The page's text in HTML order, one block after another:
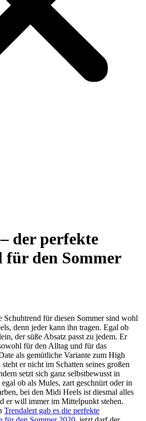
der perfekte
für den Sommer
Schuhtrend für diesen Sommer sind wohl
denn jeder kann ihn tragen. Egal ob
der süße Absatz passt zu jedem. Er
für den Alltag und für das
als gemütliche Variante zum High
er nicht im Schatten seines großen
setzt sich ganz selbstbewusst in
egal ob als Mules, zart geschnürt oder in
bei den Midi Heels ist diesmal alles
er will immer im Mittelpunkt stehen.
Trendalert gab es die perfekte